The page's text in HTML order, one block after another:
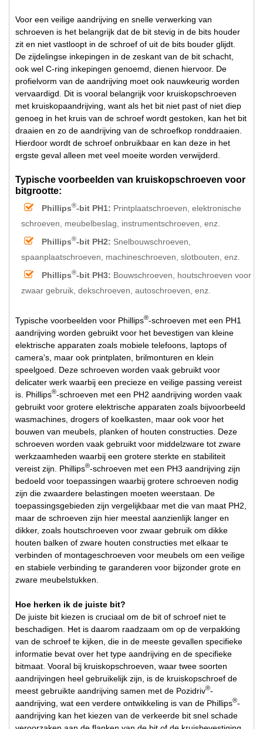
Voor een veilige aandrijving en snelle verwerking van
schroeven is het belangrijk dat de bit stevig in de bits houder
zit en niet vastloopt in de schroef of uit de bits bouder glijdt.
De zijdelingse inkepingen in de zeskant van de bit schacht,
ook wel C-ring inkepingen genoemd, dienen hiervoor. De
profielvorm van de aandrijving moet ook nauwkeurig worden
vervaardigd. Dit is vooral belangrijk voor kruiskopschroeven
met kruiskopaandrijving, want als het bit niet past of niet diep
genoeg in het kruis van de schroef wordt gestoken, kan het bit
draaien en zo de aandrijving van de schroefkop ronddraaien.
Hierdoor wordt de schroef onbruikbaar en kan deze in het
ergste geval alleen met veel moeite worden verwijderd.
Typische voorbeelden van kruiskopschroeven voor
bitgrootte:
Phillips®-bit PH1: Printplaatschroeven, elektronische
schroeven, meubelbeslag, instrumentschroeven, enz.
Phillips®-bit PH2: Snelbouwschroeven,
spaanplaatschroeven, machineschroeven, slotbouten, enz.
Phillips®-bit PH3: Bouwschroeven, houtschroeven voor
zwaar gebruik, dekschroeven, autoschroeven, enz.
Typische voorbeelden voor Phillips®-schroeven met een PH1
aandrijving worden gebruikt voor het bevestigen van kleine
elektrische apparaten zoals mobiele telefoons, laptops of
camera's, maar ook printplaten, brilmonturen en klein
speelgoed. Deze schroeven worden vaak gebruikt voor
delicater werk waarbij een precieze en veilige passing vereist
is. Phillips®-schroeven met een PH2 aandrijving worden vaak
gebruikt voor grotere elektrische apparaten zoals bijvoorbeeld
wasmachines, drogers of koelkasten, maar ook voor het
bouwen van meubels, planken of houten constructies. Deze
schroeven worden vaak gebruikt voor middelzware tot zware
werkzaamheden waarbij een grotere sterkte en stabiliteit
vereist zijn. Phillips®-schroeven met een PH3 aandrijving zijn
bedoeld voor toepassingen waarbij grotere schroeven nodig
zijn die zwaardere belastingen moeten weerstaan. De
toepassingsgebieden zijn vergelijkbaar met die van maat PH2,
maar de schroeven zijn hier meestal aanzienlijk langer en
dikker, zoals houtschroeven voor zwaar gebruik om dikke
houten balken of zware houten constructies met elkaar te
verbinden of montageschroeven voor meubels om een veilige
en stabiele verbinding te garanderen voor bijzonder grote en
zware meubelstukken.
Hoe herken ik de juiste bit?
De juiste bit kiezen is cruciaal om de bit of schroef niet te
beschadigen. Het is daarom raadzaam om op de verpakking
van de schroef te kijken, die in de meeste gevallen specifieke
informatie bevat over het type aandrijving en de specifieke
bitmaat. Vooral bij kruiskopschroeven, waar twee soorten
aandrijvingen heel gebruikelijk zijn, is de kruiskopschroef de
meest gebruikte aandrijving samen met de Pozidriv®-
aandrijving, wat een verdere ontwikkeling is van de Phillips®-
aandrijving kan het kiezen van de verkeerde bit snel schade